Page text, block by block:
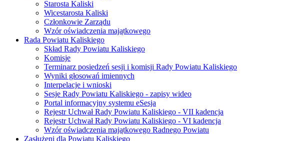
Starosta Kaliski
Wicestarosta Kaliski
Członkowie Zarządu
Wzór oświadczenia majątkowego
Rada Powiatu Kaliskiego
Skład Rady Powiatu Kaliskiego
Komisje
Terminarz posiedzeń sesji i komisji Rady Powiatu Kaliskiego
Wyniki głosowań imiennych
Interpelacje i wnioski
Sesje Rady Powiatu Kaliskiego - zapisy wideo
Portal informacyjny systemu eSesja
Rejestr Uchwał Rady Powiatu Kaliskiego - VII kadencja
Rejestr Uchwał Rady Powiatu Kaliskiego - VI kadencja
Wzór oświadczenia majątkowego Radnego Powiatu
Zasłużeni dla Powiatu Kaliskiego